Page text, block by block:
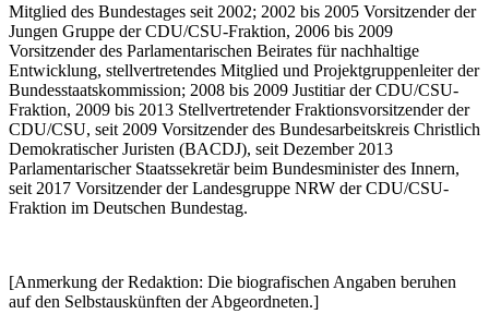
Mitglied des Bundestages seit 2002; 2002 bis 2005 Vorsitzender der
Jungen Gruppe der CDU/CSU-Fraktion, 2006 bis 2009
Vorsitzender des Parlamentarischen Beirates für nachhaltige
Entwicklung, stellvertretendes Mitglied und Projektgruppenleiter der
Bundesstaatskommission; 2008 bis 2009 Justitiar der CDU/CSU-
Fraktion, 2009 bis 2013 Stellvertretender Fraktionsvorsitzender der
CDU/CSU, seit 2009 Vorsitzender des Bundesarbeitskreis Christlich
Demokratischer Juristen (BACDJ), seit Dezember 2013
Parlamentarischer Staatssekretär beim Bundesminister des Innern,
seit 2017 Vorsitzender der Landesgruppe NRW der CDU/CSU-
Fraktion im Deutschen Bundestag.
[Anmerkung der Redaktion: Die biografischen Angaben beruhen
auf den Selbstauskünften der Abgeordneten.]